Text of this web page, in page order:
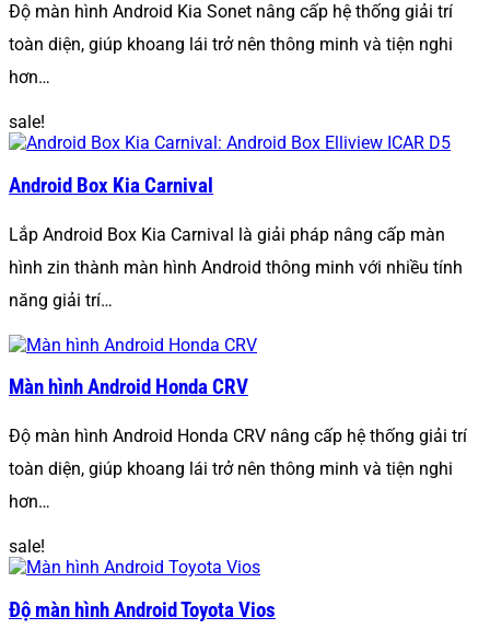
Độ màn hình Android Kia Sonet nâng cấp hệ thống giải trí
toàn diện, giúp khoang lái trở nên thông minh và tiện nghi
hơn…
sale!
Android Box Kia Carnival
Lắp Android Box Kia Carnival là giải pháp nâng cấp màn
hình zin thành màn hình Android thông minh với nhiều tính
năng giải trí…
Màn hình Android Honda CRV
Độ màn hình Android Honda CRV nâng cấp hệ thống giải trí
toàn diện, giúp khoang lái trở nên thông minh và tiện nghi
hơn…
sale!
Độ màn hình Android Toyota Vios